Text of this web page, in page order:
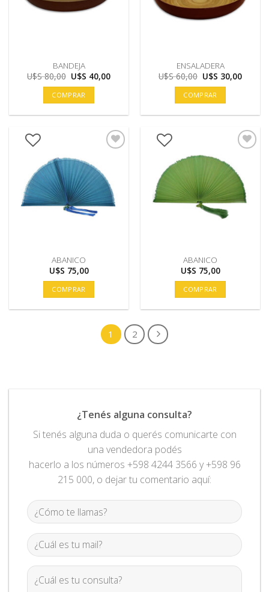
BANDEJA
U$S80,00 El
precio
original
era:
U$S
80,00.
U$S 40,00El
40,00.
COMPRAR
ENSALADERA
U$S60,00 El
precio
original
era:
U$S
60,00.
U$S 30,00El
30,00.
COMPRAR
ABANICO
U$S 75,00
COMPRAR
ABANICO
U$S 75,00
COMPRAR
1 2
¿Tenés alguna consulta?
Si tenés alguna duda o querés comunicarte con
una vendedora podés
hacerlo a los números +598 4244 3566 y +598 96
215 000, o dejar tu comentario aquí: